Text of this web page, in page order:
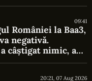
09:41
României la Baa3,
negativă.
câștigat nimic, a
20:21, 07 Aug 2026